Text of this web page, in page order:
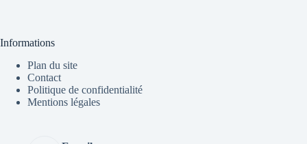
Informations
Plan du site
Contact
Politique de confidentialité
Mentions légales